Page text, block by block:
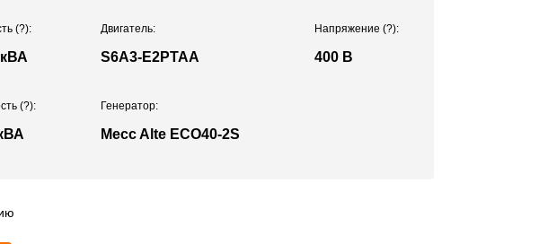
(?): Двигатель:
S6A3-E2PTAA
Напряжение(?):
400 В
(?): Генератор:
Mecc Alte ECO40-2S